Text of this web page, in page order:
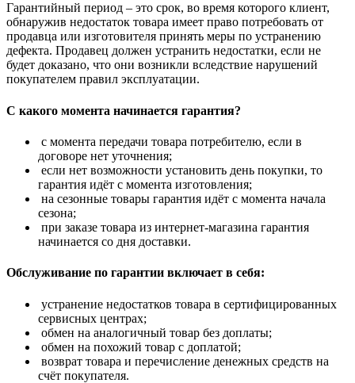
Гарантийный период – это срок, во время которого клиент,
обнаружив недостаток товара имеет право потребовать от
продавца или изготовителя принять меры по устранению
дефекта. Продавец должен устранить недостатки, если не
будет доказано, что они возникли вследствие нарушений
покупателем правил эксплуатации.
С какого момента начинается гарантия?
с момента передачи товара потребителю, если в
договоре нет уточнения;
если нет возможности установить день покупки, то
гарантия идёт с момента изготовления;
на сезонные товары гарантия идёт с момента начала
сезона;
при заказе товара из интернет-магазина гарантия
начинается со дня доставки.
Обслуживание по гарантии включает в себя:
устранение недостатков товара в сертифицированных
сервисных центрах;
обмен на аналогичный товар без доплаты;
обмен на похожий товар с доплатой;
возврат товара и перечисление денежных средств на
счёт покупателя.